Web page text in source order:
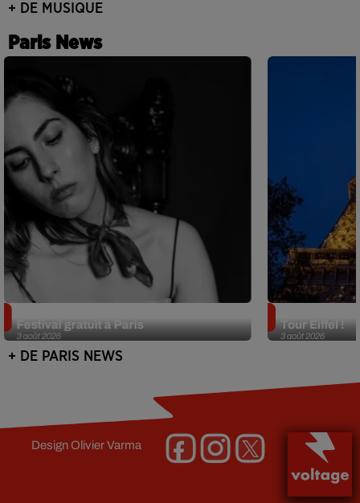
+ DE MUSIQUE
Paris News
3 août 2026
Festival gratuit à Paris
3 août 2026
Tour Eiffel !
+ DE PARIS NEWS
DesignOlivier Varma